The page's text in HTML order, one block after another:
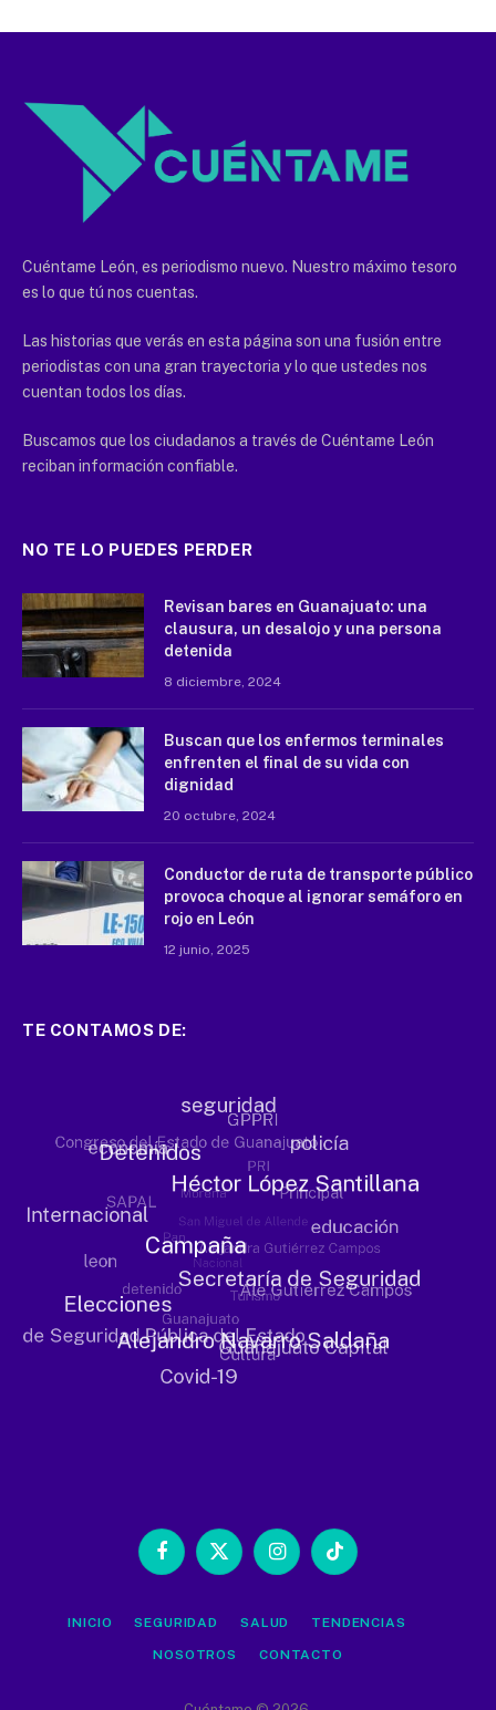
Cuéntame León, es periodismo nuevo. Nuestro máximo tesoro
es lo que tú nos cuentas.
Las historias que verás en esta página son una fusión entre
periodistas con una gran trayectoria y lo que ustedes nos
cuentan todos los días.
Buscamos que los ciudadanos a través de Cuéntame León
reciban información confiable.
NO TE LO PUEDES PERDER
Revisan bares en Guanajuato: una
clausura, un desalojo y una persona
detenida
8 diciembre, 2024
Buscan que los enfermos terminales
enfrenten el final de su vida con
dignidad
20 octubre, 2024
Conductor de ruta de transporte público
provoca choque al ignorar semáforo en
rojo en León
12 junio, 2025
TE CONTAMOS DE:
Facebook
X
InstagramTikTok
INICIO SEGURIDAD SALUD TENDENCIAS
NOSOTROS CONTACTO